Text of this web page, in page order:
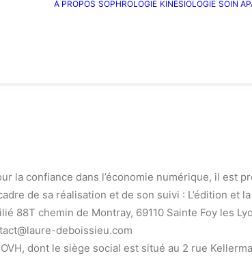
À PROPOS SOPHROLOGIE KINÉSIOLOGIE SOIN
la confiance dans l’économie numérique, il est
de sa réalisation et de son suivi : L’édition et
88T chemin de Montray, 69110 Sainte Foy les
deboissieu.com
dont le siège social est situé au 2 rue